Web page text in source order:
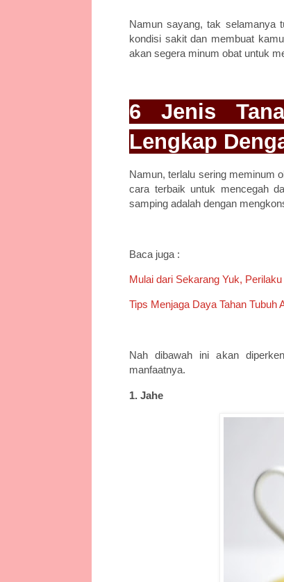
Namun sayang, tak selamanya
kondisi sakit dan membuat
akan segera minum obat untuk
6 Jenis
Lengkap
Namun, terlalu sering meminum
cara terbaik untuk mencegah
samping adalah dengan
Baca juga :
Mulai dari Sekarang Yuk,
Tips Menjaga Daya Tahan
Nah dibawah ini akan
manfaatnya.
1. Jahe